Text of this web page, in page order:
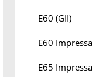
E60 (GII)
E60 Impressa
E65 Impressa